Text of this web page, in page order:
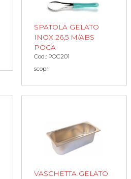
SPATOLA GELATO
INOX 26,5 M/ABS
POCA
Cod.: POC201
scopri
VASCHETTA GELATO